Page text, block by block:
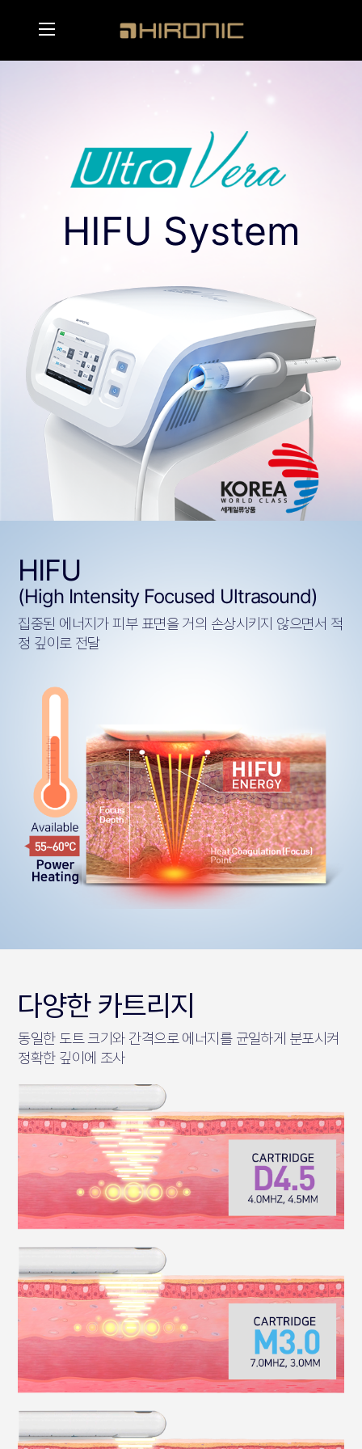
HIFU System
HIFU
(High Intensity Focused Ultrasound)
집중된 에너지가 피부 표면을 거의 손상시키지 않으면서 적
정 깊이로 전달
다양한 카트리지
동일한 도트 크기와 간격으로에너지를 균일하게 분포시켜
정확한 깊이에 조사